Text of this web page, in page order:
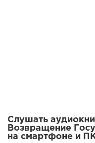
Слушать
Возвращение
на смартфоне и